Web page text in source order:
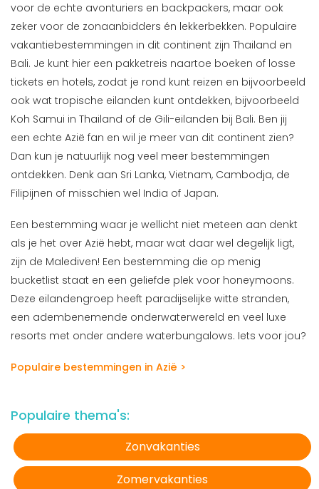
voor de echte avonturiers en backpackers, maar ook
zeker voor de zonaanbidders én lekkerbekken. Populaire
vakantiebestemmingen in dit continent zijn Thailand en
Bali. Je kunt hier een pakketreis naartoe boeken of losse
tickets en hotels, zodat je rond kunt reizen en bijvoorbeeld
ook wat tropische eilanden kunt ontdekken, bijvoorbeeld
Koh Samui in Thailand of de Gili-eilanden bij Bali. Ben jij
een echte Azië fan en wil je meer van dit continent zien?
Dan kun je natuurlijk nog veel meer bestemmingen
ontdekken. Denk aan Sri Lanka, Vietnam, Cambodja, de
Filipijnen of misschien wel India of Japan.
Een bestemming waar je wellicht niet meteen aan denkt
als je het over Azië hebt, maar wat daar wel degelijk ligt,
zijn de Malediven! Een bestemming die op menig
bucketlist staat en een geliefde plek voor honeymoons.
Deze eilandengroep heeft paradijselijke witte stranden,
een adembenemende onderwaterwereld en veel luxe
resorts met onder andere waterbungalows. Iets voor jou?
Populaire bestemmingen in Azië >
Populaire thema's:
Zonvakanties
Zomervakanties